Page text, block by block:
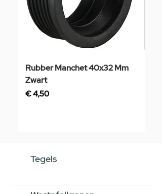
Rubber Manchet 40x32 Mm
Zwart
Prijs
€ 4,50
Tegels